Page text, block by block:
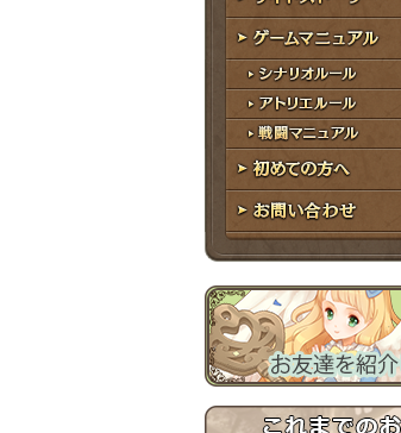
サイドストーリー
ゲームマニュアル
シナリオルール
アトリエルール
戦闘マニュアル
初めての方へ
お問い合わせ